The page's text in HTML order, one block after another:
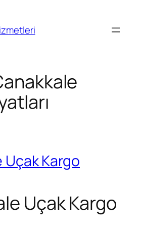
Kargo
Uçak Kargo